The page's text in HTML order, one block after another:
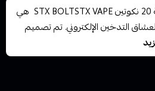
ستكس الجاهزة 3500 سحبة 20 نكوتين STX BOLTSTX VAPE هي
التدخين الإلكتروني. تم تصميم